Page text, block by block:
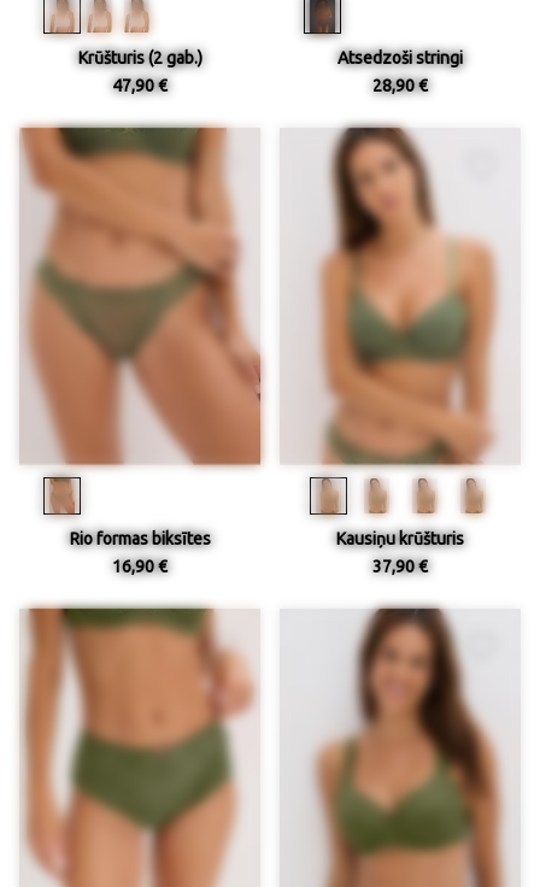
Krūšturis (2 gab.)
47,90 €
Atsedzoši stringi
28,90 €
Rio formas biksītes
16,90 €
Kausiņu krūšturis
37,90 €